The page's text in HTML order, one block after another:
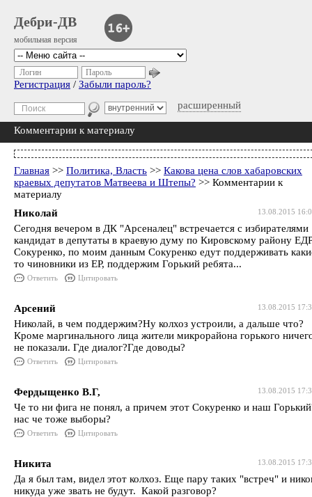
Дебри-ДВ
мобильная версия
расширенный
Логин Пароль
Регистрация / Забыли пароль?
Комментарии к материалу
Главная >> Политика, Власть >> Какова цена слов хабаровских
краевых депутатов Матвеева и Штепы? >> Комментарии к
материалу
13.08.2015
Николай
Сегодня вечером в ДК "Арсеналец" встречается с избирателями
кандидат в депутаты в краевую думу по Кировскому району
Сокуренко, по моим данным Сокуренко едут поддерживать
то чиновники из ЕР, поддержим Горький ребята...
Ответить Цитировать
13.08.2015
Арсений
Николай, в чем поддержим?Ну колхоз устроили, а дальше что?
Кроме маргинального лица жители микрорайона горького
не показали. Где диалог?Где доводы?
Ответить Цитировать
13.08.2015
Фердыщенко В.Г,
Че то ни фига не понял, а причем этот Сокуренко и наш
нас че тоже выборы?
Ответить Цитировать
13.08.2015
Никита
Да я был там, видел этот колхоз. Еще пару таких "встреч" и
никуда уже звать не будут. Какой разговор?